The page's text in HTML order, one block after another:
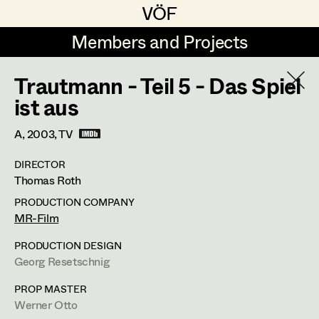
VÖF
VÖF
Members and Projects
Members and Projects
DE EN HOME
Suche
Art Department
Costume Department
Retired Members
Honorary Members
Veronika Albert
Marlene Auer-Pleyl
Maria-Theresia Bartl
Elisabeth Binder-Neururer
Christoph Birkner
Zizi Bohrer-Lehner
Monika Buttinger
Erika Navas
Costume Designer
Schopenhauerstr.25,
m +43 664 182 07 02,
Trautmann - Teil 5 - Das Spiel
ist aus
A,2003, TV
DIRECTOR
Thomas Roth
PRODUCTION COMPANY
MR-Film
PRODUCTION DESIGN
Georg Resetschnig
PROP MASTER
Werner Otto